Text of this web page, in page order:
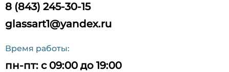
8 (843) 245-30-15
glassart1@yandex.ru
Время работы:
пн-пт: с 09:00 до 19:00